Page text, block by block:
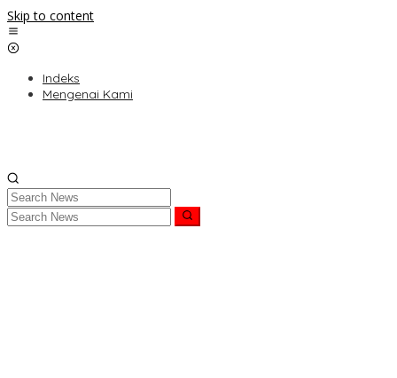
Skip to content
Indeks
Mengenai Kami